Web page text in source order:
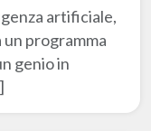
artificiale,
un programma
genio in